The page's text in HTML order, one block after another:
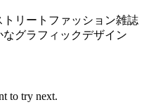
トリートファッション雑誌
なグラフィックデザイン
to try next.